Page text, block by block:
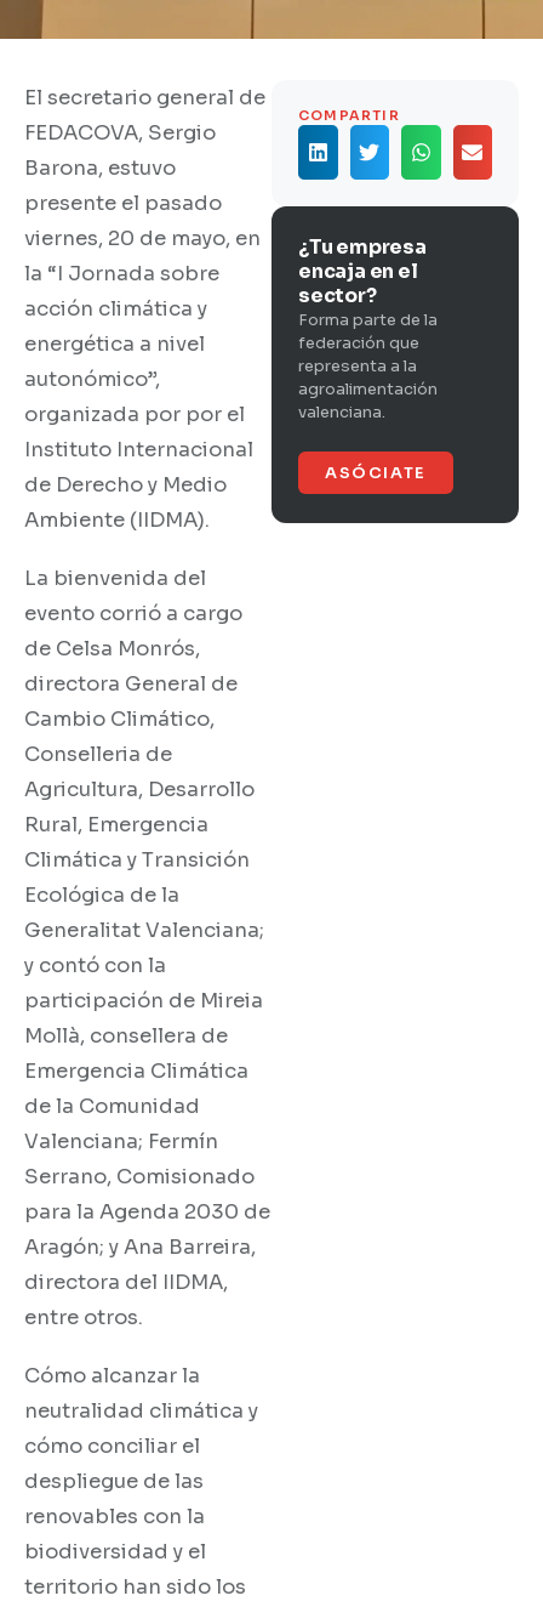
El secretario general de
FEDACOVA, Sergio
Barona, estuvo
presente el pasado
viernes, 20 de mayo, en
la “I Jornada sobre
acción climática y
energética a nivel
autonómico”,
organizada por por el
Instituto Internacional
de Derecho y Medio
Ambiente (IIDMA).
La bienvenida del
evento corrió a cargo
de Celsa Monrós,
directora General de
Cambio Climático,
Conselleria de
Agricultura, Desarrollo
Rural, Emergencia
Climática y Transición
Ecológica de la
Generalitat Valenciana;
y contó con la
participación de Mireia
Mollà, consellera de
Emergencia Climática
de la Comunidad
Valenciana; Fermín
Serrano, Comisionado
para la Agenda 2030 de
Aragón; y Ana Barreira,
directora del IIDMA,
entre otros.
Cómo alcanzar la
neutralidad climática y
cómo conciliar el
despliegue de las
renovables con la
biodiversidad y el
territorio han sido los
COMPARTIR
¿Tu empresa
encaja en el
sector?
Forma parte de la
federación que
representa a la
agroalimentación
valenciana.
ASÓCIATE